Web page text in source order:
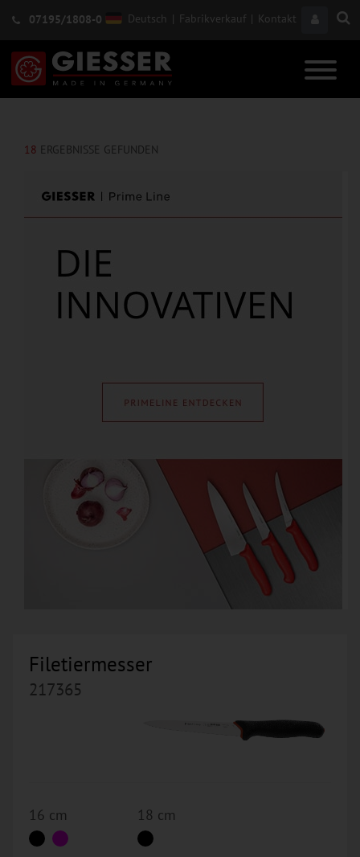
07195/1808-0 Deutsch | Fabrikverkauf | Kontakt
18 ERGEBNISSE GEFUNDEN
Filetiermesser
217365
16 cm 18 cm